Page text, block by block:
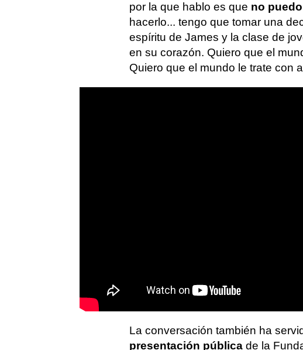
por la que hablo es que no
hacerlo... tengo que tomar una
espíritu de James y la clase de
en su corazón. Quiero que el
Quiero que el mundo le trate con
La conversación también ha
presentación pública de la